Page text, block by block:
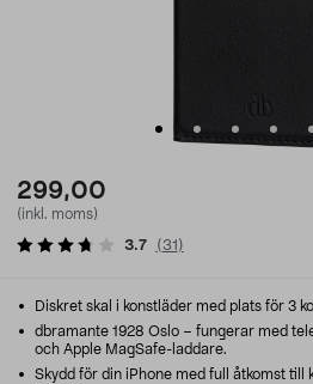
299,00
(inkl. moms)
3.7 (31 )
Diskret skal i konstläder med plats för 3
dbramante 1928 Oslo – fungerar med
och Apple MagSafe-laddare.
Skydd för din iPhone med full åtkomst till